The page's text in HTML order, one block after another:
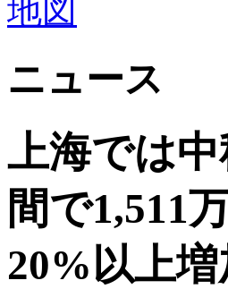
ニュース
上海では
間で1,511
20%以上増